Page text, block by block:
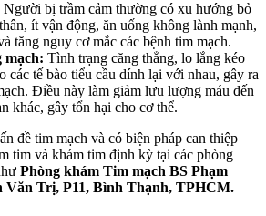
Người bị trầm cảm thường có xu hướng bỏ
ít vận động, ăn uống không lành mạnh,
tăng nguy cơ mắc các bệnh tim mạch.
mạch: Tình trạng căng thẳng, lo lắng kéo
các tế bào tiểu cầu dính lại với nhau, gây ra
Điều này làm giảm lưu lượng máu đến
khác, gây tổn hại cho cơ thể.
đề tim mạch và có biện pháp can thiệp
tim và khám tim định kỳ tại các phòng
Phòng khám Tim mạch BS Phạm
Văn Trị, P11, Bình Thạnh, TPHCM.